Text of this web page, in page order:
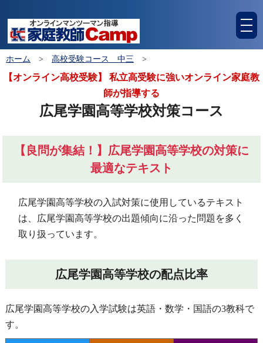
ホーム > 高校受験コース 中三 >
【オンライン高校受験】 私立高受験に強いオンライン家庭教
師が指導する
広尾学園高等学校対策コース
【良問が集結！】広尾学園高等学校の対策に
最適なテキスト
広尾学園高等学校の入試対策に使用しているテキスト
は、広尾学園高等学校の出題傾向に沿った問題を多く
取り扱っています。
広尾学園高等学校の配点比率
広尾学園高等学校の入学試験は英語・数学・国語の3教科で
す。